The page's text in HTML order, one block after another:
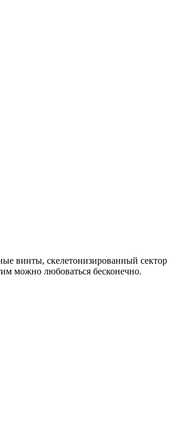
винты, скелетонизированный сектор
можно любоваться бесконечно.